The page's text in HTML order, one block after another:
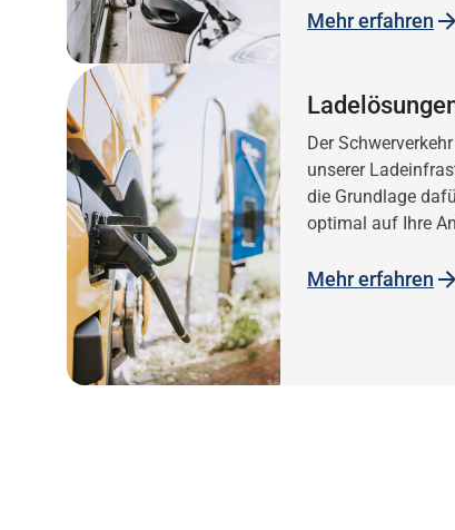
Mehr erfahren
Der
unserer
die Grundlage
optimal auf Ihre
Mehr erfahren